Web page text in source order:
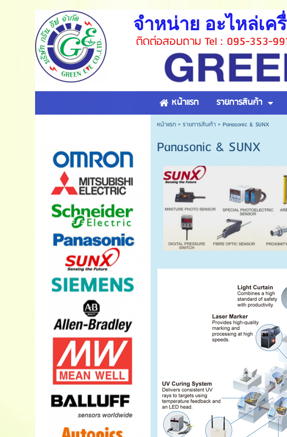
จำหน่าย อะไหล่เ
ติดต่อสอบถาม Tel : 095-353-
หน้าแรก รายการสินค้า
หน้าแรก> รายการสินค้า > Panasonic & SUNX
Panasonic & SUNX